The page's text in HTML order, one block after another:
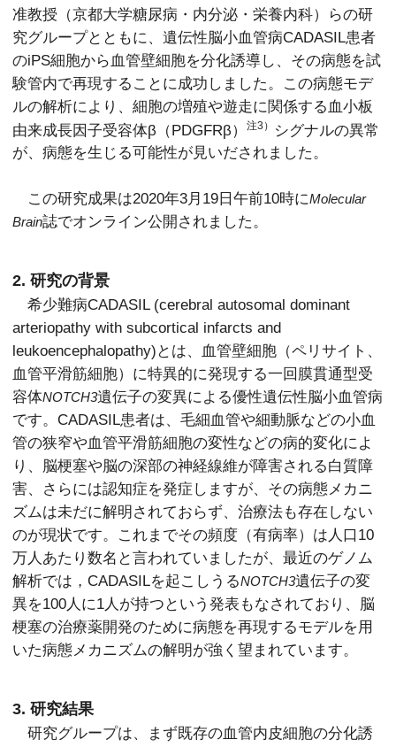
准教授（京都大学糖尿病・内分泌・栄養内科）らの研
究グループとともに、遺伝性脳小血管病CADASIL患者
のiPS細胞から血管壁細胞を分化誘導し、その病態を試
験管内で再現することに成功しました。この病態モデ
ルの解析により、細胞の増殖や遊走に関係する血小板
由来成長因子受容体β（PDGFRβ）注3）
シグナルの異常
が、病態を生じる可能性が見いだされました。
この研究成果は2020年3月19日午前10時にMolecular
Brain誌でオンライン公開されました。
2. 研究の背景
希少難病CADASIL (cerebral autosomal dominant
arteriopathy with subcortical infarcts and
leukoencephalopathy)とは、血管壁細胞（ペリサイト、
血管平滑筋細胞）に特異的に発現する一回膜貫通型受
容体NOTCH3遺伝子の変異による優性遺伝性脳小血管病
です。CADASIL患者は、毛細血管や細動脈などの小血
管の狭窄や血管平滑筋細胞の変性などの病的変化によ
り、脳梗塞や脳の深部の神経線維が障害される白質障
害、さらには認知症を発症しますが、その病態メカニ
ズムは未だに解明されておらず、治療法も存在しない
のが現状です。これまでその頻度（有病率）は人口10
万人あたり数名と言われていましたが、最近のゲノム
解析では，CADASILを起こしうるNOTCH3遺伝子の変
異を100人に1人が持つという発表もなされており、脳
梗塞の治療薬開発のために病態を再現するモデルを用
いた病態メカニズムの解明が強く望まれています。
3. 研究結果
研究グループは、まず既存の血管内皮細胞の分化誘